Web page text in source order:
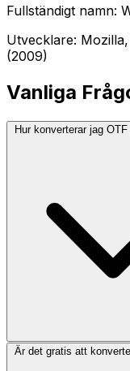
Fullständigt namn:
Utvecklare:
(2009)
Vanliga
Hur konverterar jag
Är det gratis att